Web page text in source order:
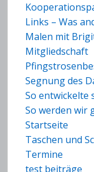
Links – Was
Malen mit
Mitgliedschaft
Segnung des
So entwickelte
So werden wir
Startseite
Taschen und
Termine
test beiträge